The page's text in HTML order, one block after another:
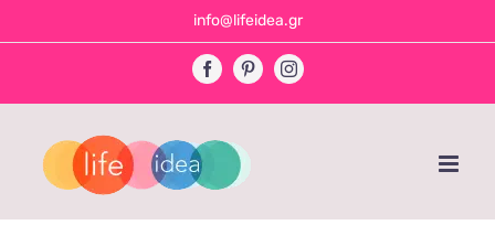
to
info@lifeidea.gr
FacebookPinterestInstagram